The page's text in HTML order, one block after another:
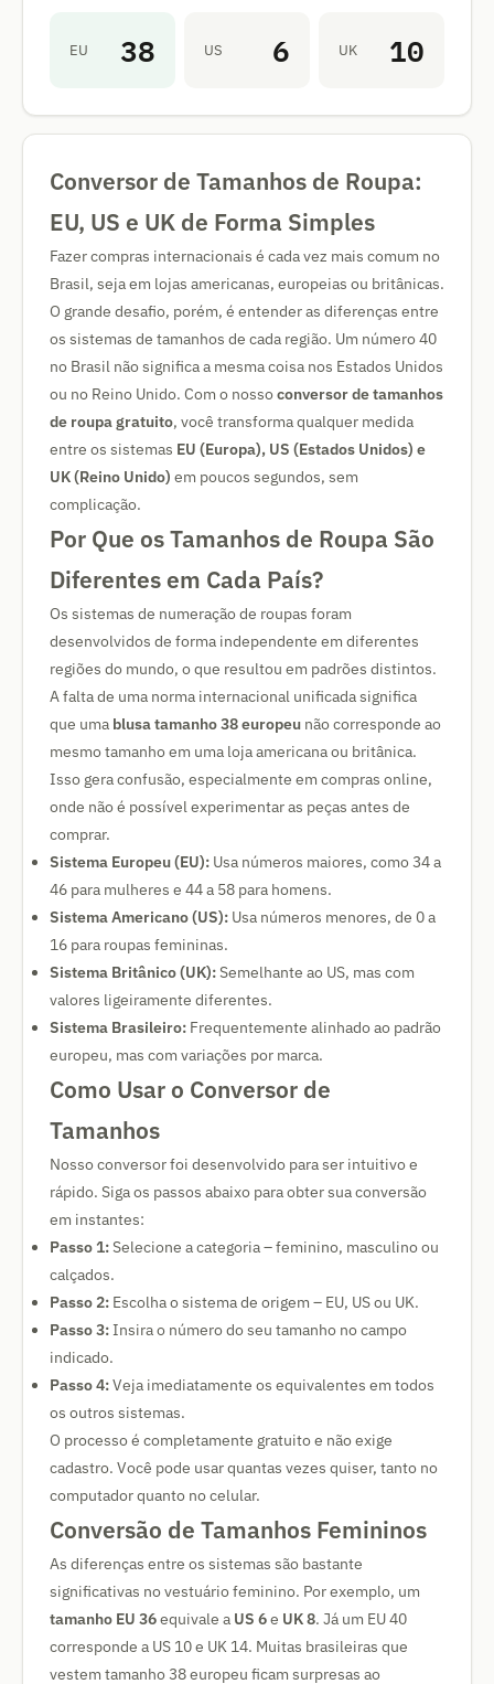
EU 38 US 6 UK 10
Conversor de Tamanhos de Roupa:
EU, US e UK de Forma Simples
Fazer compras internacionais é cada vez mais comum no
Brasil, seja em lojas americanas, europeias ou britânicas.
O grande desafio, porém, é entender as diferenças entre
os sistemas de tamanhos de cada região. Um número 40
no Brasil não significa a mesma coisa nos Estados Unidos
ou no Reino Unido. Com o nossoconversor de tamanhos
de roupa gratuito, você transforma qualquer medida
entre os sistemas EU (Europa), US (Estados Unidos) e
UK (Reino Unido) em poucos segundos, sem
complicação.
Por Que os Tamanhos de Roupa São
Diferentes em Cada País?
Os sistemas de numeração de roupas foram
desenvolvidos de forma independente em diferentes
regiões do mundo, o que resultou em padrões distintos.
A falta de uma norma internacional unificada significa
que uma blusa tamanho 38 europeu não corresponde ao
mesmo tamanho em uma loja americana ou britânica.
Isso gera confusão, especialmente em compras online,
onde não é possível experimentar as peças antes de
comprar.
Sistema Europeu (EU): Usa números maiores, como 34 a
46 para mulheres e 44 a 58 para homens.
Sistema Americano (US): Usa números menores, de 0 a
16 para roupas femininas.
Sistema Britânico (UK):Semelhante ao US, mas com
valores ligeiramente diferentes.
Sistema Brasileiro: Frequentemente alinhado ao padrão
europeu, mas com variações por marca.
Como Usar o Conversor de
Tamanhos
Nosso conversor foi desenvolvido para ser intuitivo e
rápido. Siga os passos abaixo para obter sua conversão
em instantes:
Passo 1:Selecione a categoria – feminino, masculino ou
calçados.
Passo 2: Escolha o sistema de origem – EU, US ou UK.
Passo 3:Insira o número do seu tamanho no campo
indicado.
Passo 4:Veja imediatamente os equivalentes em todos
os outros sistemas.
O processo é completamente gratuito e não exige
cadastro. Você pode usar quantas vezes quiser, tanto no
computador quanto no celular.
Conversão de Tamanhos Femininos
As diferenças entre os sistemas são bastante
significativas no vestuário feminino. Por exemplo, um
tamanho EU 36equivale a US 6e UK 8. Já um EU 40
corresponde a US 10 e UK 14. Muitas brasileiras que
vestem tamanho 38 europeu ficam surpresas ao